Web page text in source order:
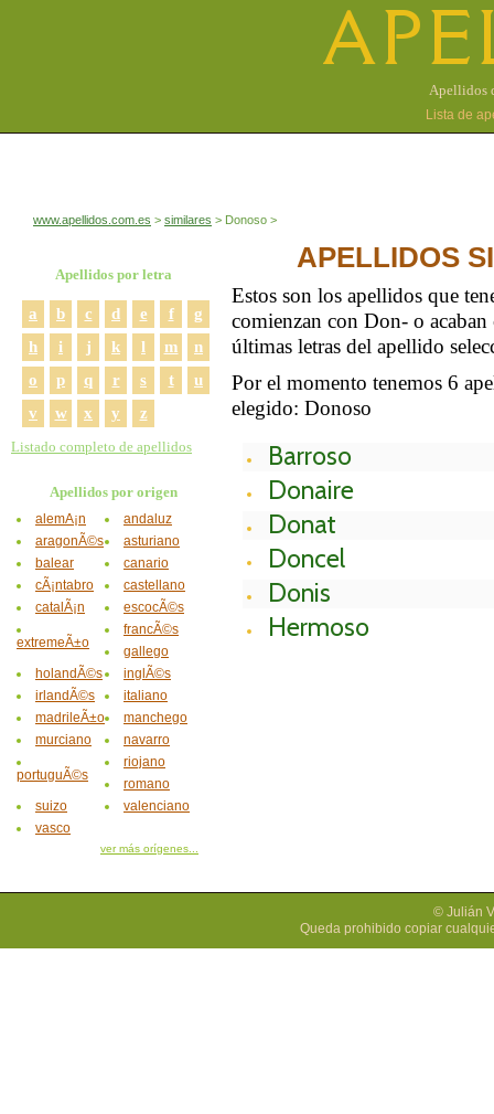
Apellidos
Lista de
www.apellidos.com.es similares Donoso
APELLIDOS
Estos son los apellidos que
comienzan con Don- o
últimas letras del apellido
Por el momento tenemos 6
elegido: Donoso
Barroso
Donaire
Donat
Doncel
Donis
Hermoso
Apellidos por letra
a b c d e f
g
h
i j k l m
n
o
p q r s t
u
v
w x y z
Listado completo de apellidos
Apellidos por origen
alemÃ¡n
andaluz
aragonÃ©s
asturiano
balear
canario
cÃ¡ntabro
castellano
catalÃ¡n
escocÃ©s
extremeÃ±o
francÃ©s
gallego
holandÃ©s
inglÃ©s
irlandÃ©s
italiano
madrileÃ±o
manchego
murciano
navarro
portuguÃ©s
riojano
romano
suizo
valenciano
vasco
ver más orígenes...
© Julián
Queda prohibido copiar